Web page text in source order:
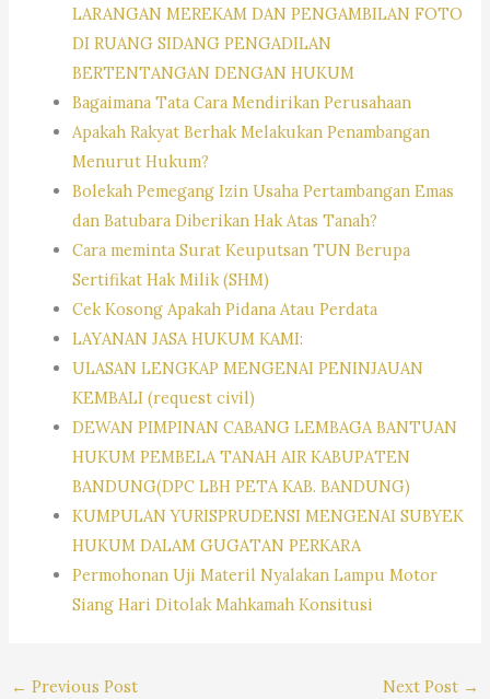
LARANGAN MEREKAM DAN PENGAMBILAN FOTO
DI RUANG SIDANG PENGADILAN
BERTENTANGAN DENGAN HUKUM
Bagaimana Tata Cara Mendirikan Perusahaan
Apakah Rakyat Berhak Melakukan Penambangan
Menurut Hukum?
Bolekah Pemegang Izin Usaha Pertambangan Emas
dan Batubara Diberikan Hak Atas Tanah?
Cara meminta Surat Keuputsan TUN Berupa
Sertifikat Hak Milik (SHM)
Cek Kosong Apakah Pidana Atau Perdata
LAYANAN JASA HUKUM KAMI:
ULASAN LENGKAP MENGENAI PENINJAUAN
KEMBALI (request civil)
DEWAN PIMPINAN CABANG LEMBAGA BANTUAN
HUKUM PEMBELA TANAH AIR KABUPATEN
BANDUNG(DPC LBH PETA KAB. BANDUNG)
KUMPULAN YURISPRUDENSI MENGENAI SUBYEK
HUKUM DALAM GUGATAN PERKARA
Permohonan Uji Materil Nyalakan Lampu Motor
Siang Hari Ditolak Mahkamah Konsitusi
← Previous Post Next Post →